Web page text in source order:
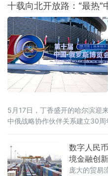
十载向北开放路：“最热”
5月17日，丁香盛开的哈尔滨迎
中俄战略协作伙伴关系建立30
动同步推进的空前规模，交出十
速的中俄经贸合作注入全新动
总统普京分别向博览会致贺信。
数字人民
境金融创
庞大的贸易